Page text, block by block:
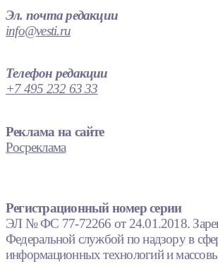
Эл. почта редакции
info@vesti.ru
Телефон редакции
+7 495 232 63 33
Реклама на сайте
Росреклама
Регистрационный номер серии
ЭЛ № ФС 77-72266 от 24.01.2018.
Федеральной службой по надзору в
информационных технологий и